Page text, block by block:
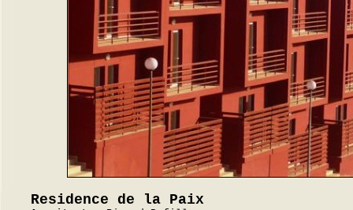
Residence de la Paix